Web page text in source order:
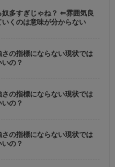
奴多すぎじゃね？ ⇐雰囲気良
くのは意味が分からない
さの指標にならない現状では
の？
さの指標にならない現状では
の？
さの指標にならない現状では
の？